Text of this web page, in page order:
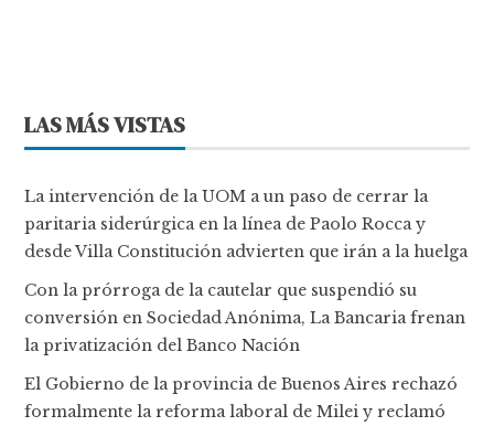
LAS MÁS VISTAS
La intervención de la UOM a un paso de cerrar la
paritaria siderúrgica en la línea de Paolo Rocca y
desde Villa Constitución advierten que irán a la huelga
Con la prórroga de la cautelar que suspendió su
conversión en Sociedad Anónima, La Bancaria frenan
la privatización del Banco Nación
El Gobierno de la provincia de Buenos Aires rechazó
formalmente la reforma laboral de Milei y reclamó